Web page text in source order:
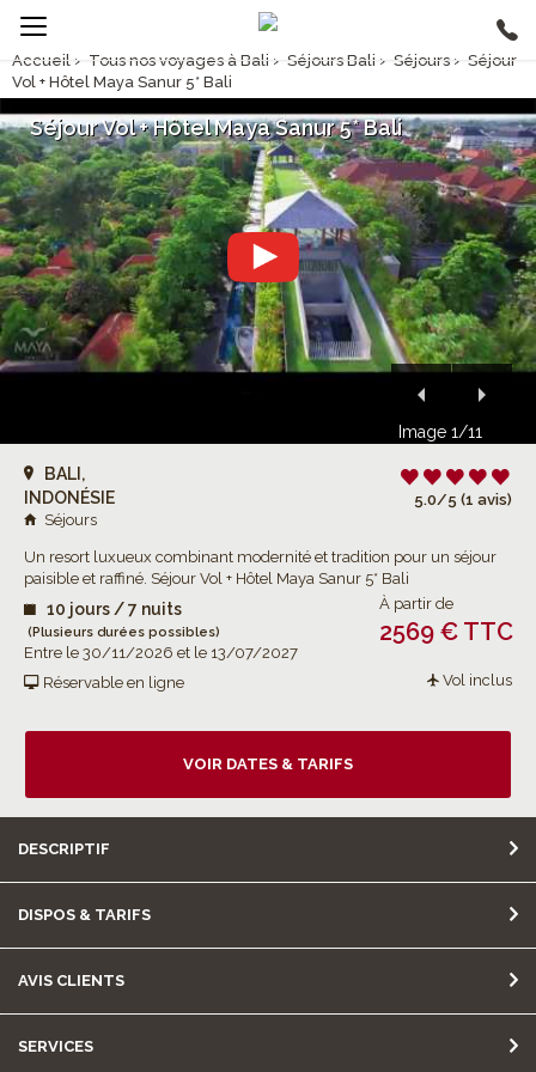
Accueil › Tous nos voyages à Bali › Séjours Bali › Séjours › Séjour
Vol + Hôtel Maya Sanur 5* Bali
Image 1/11
Séjour Vol + Hôtel Maya Sanur 5* Bali
BALI,
INDONÉSIE
Séjours
5.0/5 (1 avis)
Un resort luxueux combinant modernité et tradition pour un séjour
paisible et raffiné. Séjour Vol + Hôtel Maya Sanur 5* Bali
10 jours / 7 nuits
(Plusieurs durées possibles)
Entre le 30/11/2026 et le 13/07/2027
À partir de
2569 € TTC
Réservable en ligne Vol inclus
VOIR DATES & TARIFS
DESCRIPTIF
DISPOS & TARIFS
AVIS CLIENTS
SERVICES